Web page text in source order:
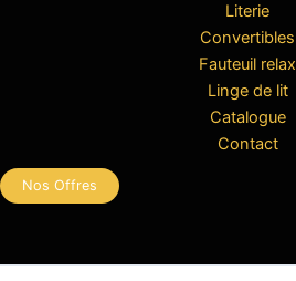
Literie
Convertibles
Fauteuil relax
Linge de lit
Catalogue
Contact
Nos Offres